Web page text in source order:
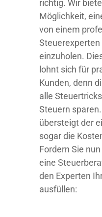
richtig. Wir
Möglichkeit,
von einem
Steuerexperten
einzuholen.
lohnt sich für
Kunden, denn
alle
Steuern
übersteigt der
sogar die
Fordern Sie
eine
den Experten
ausfüllen: